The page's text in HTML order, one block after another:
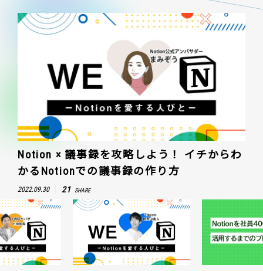
Notion × 議事録を攻略しよう！ イチからわ
かるNotionでの議事録の作り方
2022.09.30 21 SHARE